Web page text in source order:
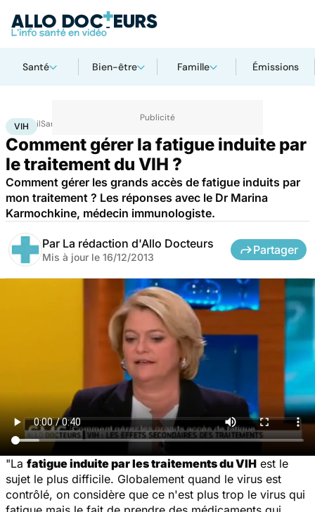
Santé Bien-être Famille Émissions
AccueilSanté
VIH
Comment gérer la fatigue induite par
le traitement du VIH ?
Comment gérer les grands accès de fatigue induits par
mon traitement ? Les réponses avec le Dr Marina
Karmochkine, médecin immunologiste.
Par La rédaction d'Allo Docteurs
Mis à jour le 16/12/2013
Partager
"La fatigue induite par les traitements du VIH est le
sujet le plus difficile. Globalement quand le virus est
contrôlé, on considère que ce n'est plus trop le virus qui